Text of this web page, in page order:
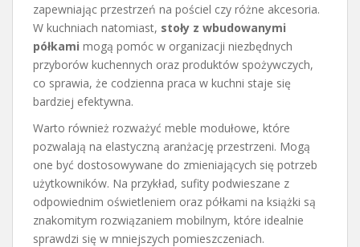
zapewniając przestrzeń na pościel czy różne akcesoria.
W kuchniach natomiast, stoły z wbudowanymi
półkami mogą pomóc w organizacji niezbędnych
przyborów kuchennych oraz produktów spożywczych,
co sprawia, że codzienna praca w kuchni staje się
bardziej efektywna.
Warto również rozważyć meble modułowe, które
pozwalają na elastyczną aranżację przestrzeni. Mogą
one być dostosowywane do zmieniających się potrzeb
użytkowników. Na przykład, sufity podwieszane z
odpowiednim oświetleniem oraz półkami na książki są
znakomitym rozwiązaniem mobilnym, które idealnie
sprawdzi się w mniejszych pomieszczeniach.